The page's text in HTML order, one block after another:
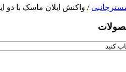
/ واکنش ایلان ماسک با دو